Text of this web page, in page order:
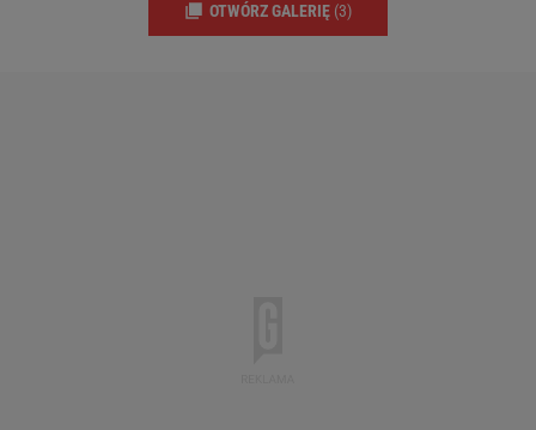
OTWÓRZ GALERIĘ (3)